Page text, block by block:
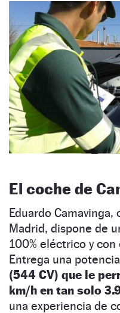
El coche de
Eduardo
Madrid, dispone de
100% eléctrico y
Entrega una
(544 CV) que le
km/h en tan solo
una experiencia de